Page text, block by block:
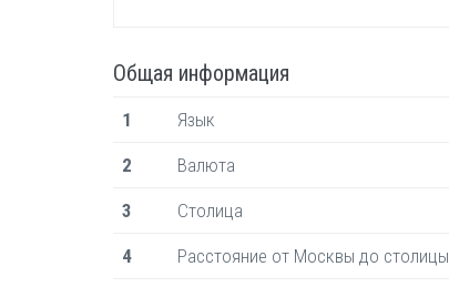
Общая информация
1 Язык
2 Валюта
3 Столица
4 Расстояние от Москвы до столицы